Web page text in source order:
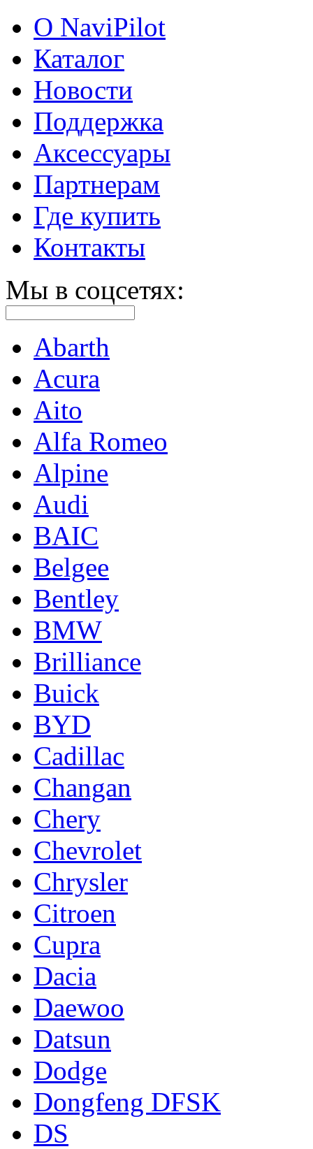
О NaviPilot
Каталог
Новости
Поддержка
Аксессуары
Партнерам
Где купить
Контакты
Мы в соцсетях:
Abarth
Acura
Aito
Alfa Romeo
Alpine
Audi
BAIC
Belgee
Bentley
BMW
Brilliance
Buick
BYD
Cadillac
Changan
Chery
Chevrolet
Chrysler
Citroen
Cupra
Dacia
Daewoo
Datsun
Dodge
Dongfeng DFSK
DS